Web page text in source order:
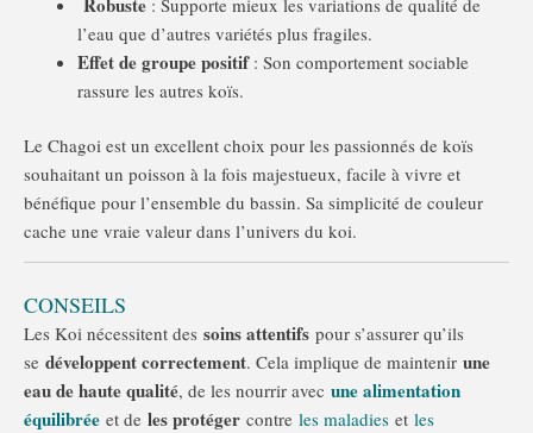
l’eau que d’autres variétés plus fragiles.
Effet de groupe positif: Son comportement sociable
rassure les autres koïs.
Le Chagoi est un excellent choix pour les passionnés de koïs
souhaitant un poisson à la fois majestueux, facile à vivre et
bénéfique pour l’ensemble du bassin. Sa simplicité de couleur
cache une vraie valeur dans l’univers du koi.
CONSEILS
Les Koi nécessitent des soins attentifs pour s’assurer qu’ils
se développent correctement. Cela implique de maintenir une
eau de haute qualité, de les nourrir avec une alimentation
équilibrée et de les protéger contre les maladies et les